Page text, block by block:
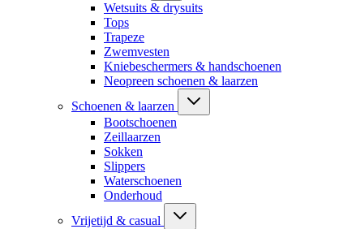
Wetsuits & drysuits
Tops
Trapeze
Zwemvesten
Kniebeschermers & handschoenen
Neopreen schoenen & laarzen
Schoenen & laarzen
Bootschoenen
Zeillaarzen
Sokken
Slippers
Waterschoenen
Onderhoud
Vrijetijd & casual